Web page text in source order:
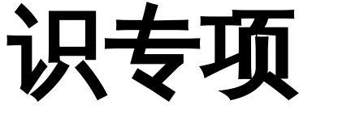
识专项